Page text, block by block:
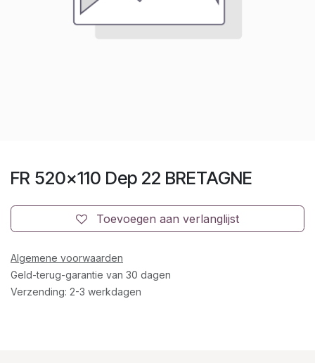
FR 520x110 Dep 22 BRETAGNE
Toevoegen aan verlanglijst
Algemene voorwaarden
Geld-terug-garantie van 30 dagen
Verzending: 2-3 werkdagen